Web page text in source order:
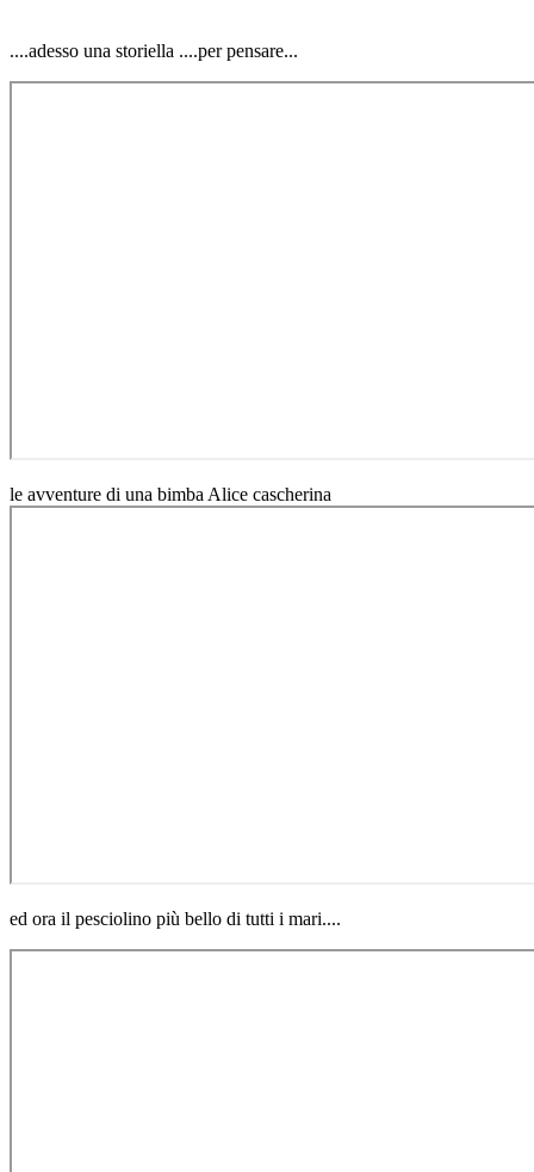
....adesso una storiella ....per pensare...
le avventure di una bimba Alice cascherina
ed ora il pesciolino più bello di tutti i mari....